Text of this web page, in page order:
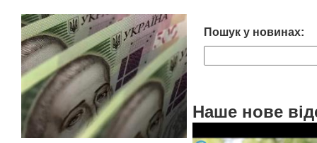
Пошук у новинах:
Наше нове